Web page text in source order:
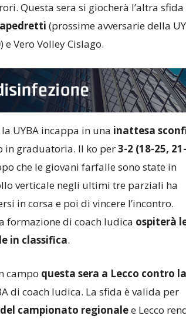
Questa sera si giocherà l’altra sfida
(prossime avversarie della
) e Vero Volley Cislago.
UYBA incappa in una inattesa
in graduatoria. Il ko per3-2 (18-25,
che le giovani farfalle sono state in
verticale negli ultimi tre parziali ha
in corsa e poi di vincere l’incontro.
formazione di coach Iudica ospiterà
in classifica.
campo questa sera a Lecco contro la
di coach Iudica. La sfida è valida per
campionato regionalee Lecco